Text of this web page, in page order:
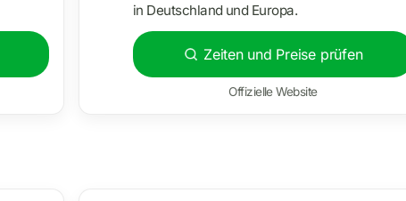
in Deutschland und Europa.
Zeiten und Preise prüfen
Offizielle Website